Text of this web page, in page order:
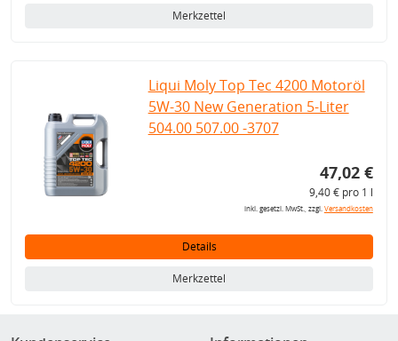
Merkzettel
Liqui Moly Top Tec 4200 Motoröl
5W-30 New Generation 5-Liter
504.00 507.00 -3707
47,02 €
9,40 € pro 1 l
inkl. gesetzl. MwSt., zzgl.Versandkosten
Details
Merkzettel